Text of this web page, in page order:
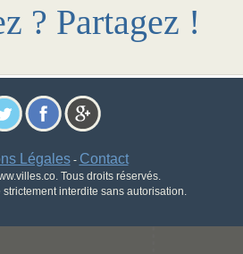
? Partagez !
Légales- Contact
Tous droits réservés.
interdite sans autorisation.